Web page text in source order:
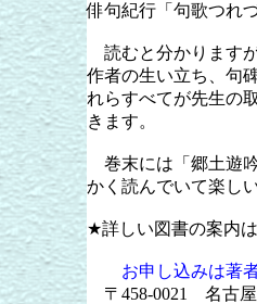
俳句紀行「句歌つれ
読むと分かりますが
作者の生い立ち、句
れらすべてが先生の
きます。
巻末には「郷土遊
かく読んでいて楽し
★詳しい図書の案内
お申し込みは著
〒 458-0021 名古屋